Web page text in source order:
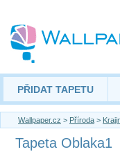
PŘIDAT TAPETU
Wallpaper.cz > Příroda >
Tapeta Oblaka1